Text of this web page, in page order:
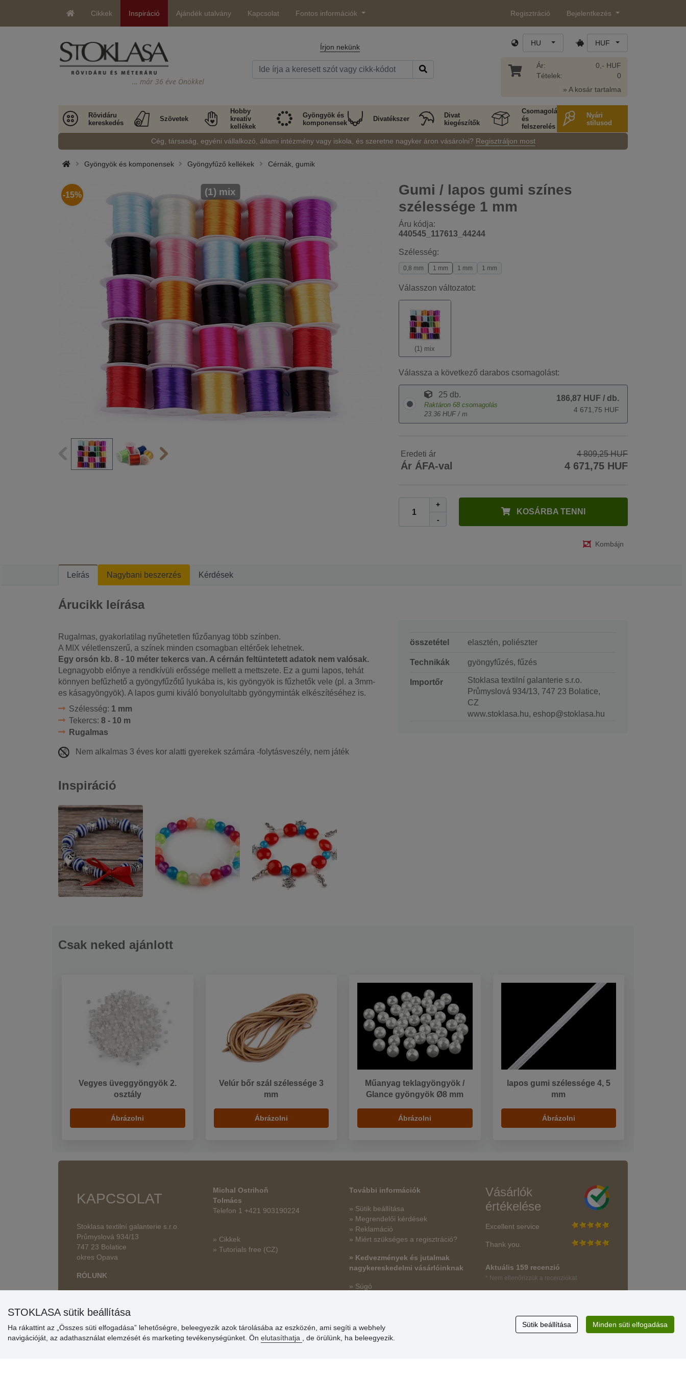
Cikkek Inspiráció Ajándék utalvány Kapcsolat Fontos információk Regisztráció Bejelentkezés
… már 36 éve Önökkel
Írjon nekünk HU HUF
Ár:
Tételek:
0,- HUF
0
» A kosár tartalma
Rövidáru
kereskedés
Szövetek
Hobby
kreatív
kellékek
Gyöngyök és
komponensek
Divatékszer
Divat
kiegészítők
Csomagolás
és
felszerelés
Nyári
stílusod
Cég, társaság, egyéni vállalkozó, állami intézmény vagy iskola, és szeretne nagyker áron vásárolni? Regisztráljon most
Gyöngyök és komponensek Gyöngyfűző kellékek Cérnák, gumik
Gumi / lapos gumi színes
szélessége 1 mm
Áru kódja:
440545_117613_44244
-15% (1) mix
Szélesség:
0,8 mm 1 mm 1 mm 1 mm
Válasszon változatot:
(1) mix
Válassza a következő darabos csomagolást:
25 db.
Raktáron 68 csomagolás
23.36 HUF / m
186,87 HUF / db.
4 671,75 HUF
Eredeti ár 4 809,25 HUF
Ár ÁFA-val 4 671,75 HUF
+
-
KOSÁRBA TENNI
Kombájn
Leírás Nagybani beszerzés Kérdések
Árucikk leírása
Rugalmas, gyakorlatilag nyűhetetlen fűzőanyag több színben.
A MIX véletlenszerű, a színek minden csomagban eltérőek lehetnek.
Egy orsón kb. 8 - 10 méter tekercs van. A cérnán feltüntetett adatok nem valósak.
Legnagyobb előnye a rendkívüli erőssége mellett a mettszete. Ez a gumi lapos, tehát
könnyen befűzhető a gyöngyfűzőtű lyukába is, kis gyöngyök is fűzhetők vele (pl. a 3mm-
es kásagyöngyök). A lapos gumi kiváló bonyolultabb gyöngyminták elkészítéséhez is.
Szélesség: 1 mm
Tekercs: 8 - 10 m
Rugalmas
Nem alkalmas 3 éves kor alatti gyerekek számára -folytásveszély, nem játék
összetétel elasztén, poliészter
Technikák gyöngyfűzés, fűzés
Importőr
Stoklasa textilní galanterie s.r.o.
Průmyslová 934/13, 747 23 Bolatice,
CZ
www.stoklasa.hu, eshop@stoklasa.hu
Inspiráció
Csak neked ajánlott
Vegyes üveggyöngyök 2.
osztály
Ábrázolni
Velúr bőr szál szélessége 3
mm
Ábrázolni
Műanyag teklagyöngyök /
Glance gyöngyök Ø8 mm
Ábrázolni
lapos gumi szélessége 4, 5
mm
Ábrázolni
KAPCSOLAT
Stoklasa textilní galanterie s.r.o.
Průmyslová 934/13
747 23 Bolatice
okres Opava
RÓLUNK
Michal Ostrihoň
Tolmács
Telefon 1 +421 903190224
» Cikkek
» Tutorials free (CZ)
További információk
» Sütik beállítása
» Megrendelői kérdések
» Reklamáció
» Miért szükséges a regisztráció?
» Kedvezmények és jutalmak
nagykereskedelmi vásárlóinknak
» Súgó
Vásárlók
értékelése
Excellent service
Thank you.
Aktuális 159 recenzió
* Nem ellenőrizzük a recenziókat
STOKLASA sütik beállítása
Ha rákattint az „Összes süti elfogadása” lehetőségre, beleegyezik azok tárolásába az eszközén, ami segíti a webhely
navigációját, az adathasználat elemzését és marketing tevékenységünket. Ön elutasíthatja , de örülünk, ha beleegyezik.
Sütik beállítása Minden süti elfogadása